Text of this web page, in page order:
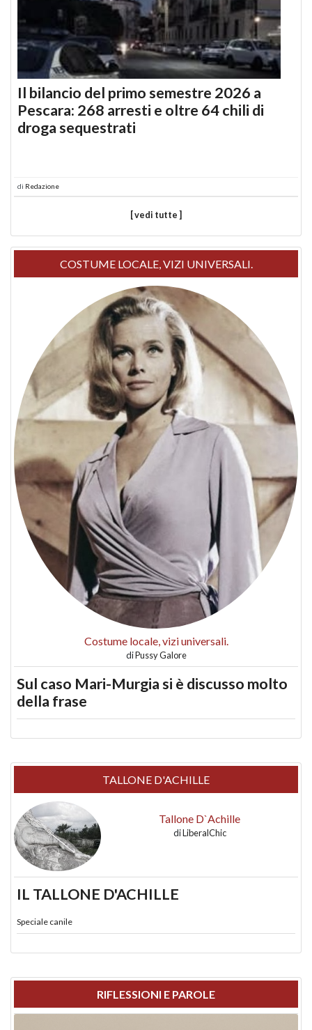
Il bilancio del primo semestre 2026 a
Pescara: 268 arresti e oltre 64 chili di
droga sequestrati
di Redazione
[ vedi tutte ]
COSTUME LOCALE, VIZI UNIVERSALI.
Costume locale, vizi universali.
diPussy Galore
Sul caso Mari-Murgia si è discusso molto
della frase
TALLONE D'ACHILLE
Tallone D`Achille
diLiberalChic
IL TALLONE D'ACHILLE
Speciale canile
RIFLESSIONI E PAROLE